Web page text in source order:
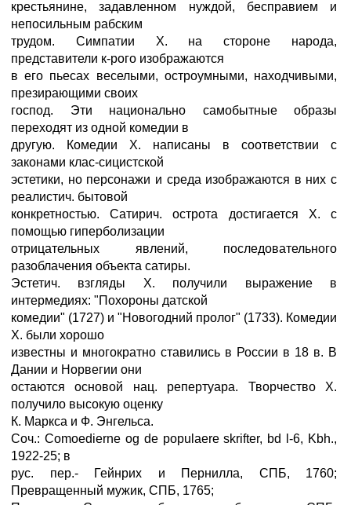
крестьянине, задавленном нуждой, бесправием и
непосильным рабским
трудом. Симпатии X. на стороне народа,
представители к-рого изображаются
в его пьесах веселыми, остроумными, находчивыми,
презирающими своих
господ. Эти национально самобытные образы
переходят из одной комедии в
другую. Комедии X. написаны в соответствии с
законами клас-сицистской
эстетики, но персонажи и среда изображаются в них с
реалистич. бытовой
конкретностью. Сатирич. острота достигается X. с
помощью гиперболизации
отрицательных явлений, последовательного
разоблачения объекта сатиры.
Эстетич. взгляды X. получили выражение в
интермедиях: "Похороны датской
комедии" (1727) и "Новогодний пролог" (1733). Комедии
X. были хорошо
известны и многократно ставились в России в 18 в. В
Дании и Норвегии они
остаются основой нац. репертуара. Творчество X.
получило высокую оценку
К. Маркса и Ф. Энгельса.
Соч.: Comoedierne og de populaere skrifter, bd l-6, Kbh.,
1922-25; в
рус. пер.- Гейнрих и Пернилла, СПБ, 1760;
Превращенный мужик, СПБ, 1765;